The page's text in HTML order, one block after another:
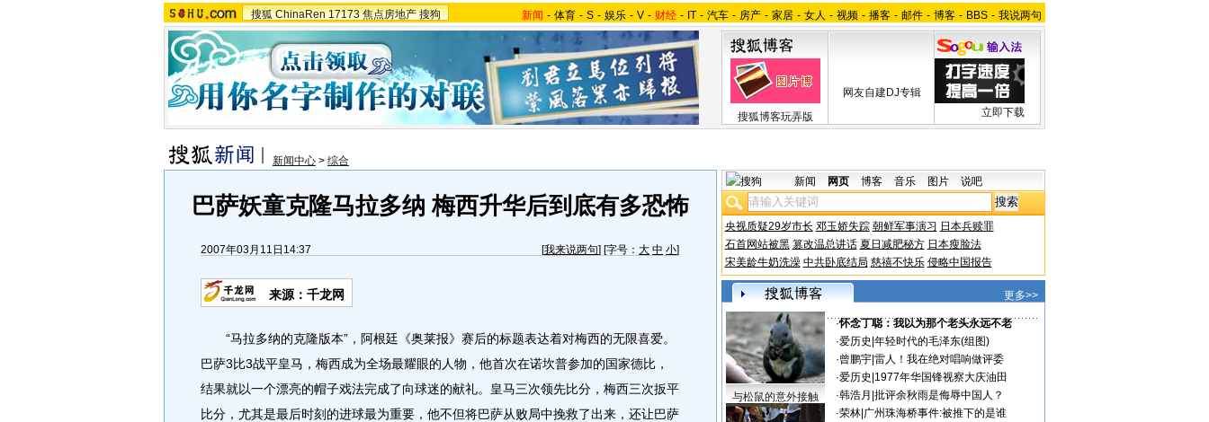
搜狐 ChinaRen 17173 焦点房地产 搜狗 新闻 - 体育 - S - 娱乐 - V - 财经 - IT - 汽车 - 房产 - 家居 - 女人 - 视频 - 播客 - 邮件 - 博客 - BBS - 我说两句
搜狐博客玩弄版
网友自建DJ专辑
立即下载
新闻中心 > 综合
巴萨妖童克隆马拉多纳 梅西升华后到底有多恐怖
2007年03月11日14:37 [我来说两句] [字号： 大 中 小]
来源：千龙网
“马拉多纳的克隆版本”，阿根廷《奥莱报》赛后的标题表达着对梅西的无限喜爱。
巴萨3比3战平皇马，梅西成为全场最耀眼的人物，他首次在诺坎普参加的国家德比，
结果就以一个漂亮的帽子戏法完成了向球迷的献礼。皇马三次领先比分，梅西三次扳平
比分，尤其是最后时刻的进球最为重要，他不但将巴萨从败局中挽救了出来，还让巴萨
新闻 网页 博客 音乐 图片 说吧
央视质疑29岁市长 邓玉娇失踪 朝鲜军事演习 日本兵赎罪
石首网站被黑 篡改温总讲话 夏日减肥秘方 日本瘦脸法
宋美龄牛奶洗澡 中共卧底结局 慈禧不快乐 侵略中国报告
更多>>
与松鼠的意外接触
·怀念丁聪：我以为那个老头永远不老
·爱历史 年轻时代的毛泽东(组图)
·曾鹏宇| 雷人！我在绝对唱响做评委
·爱历史 1977年华国锋视察大庆油田
·韩浩月 批评余秋雨是侮辱中国人？
·荣林| 广州珠海桥事件:被推下的是谁